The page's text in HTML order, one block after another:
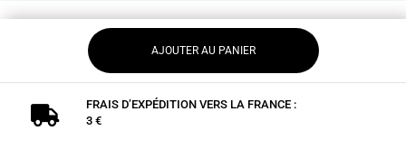
AJOUTER AU PANIER

FRAIS D’EXPÉDITION VERS LA FRANCE :
3 €